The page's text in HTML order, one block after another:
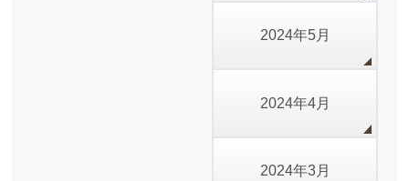
2024年5月
2024年4月
2024年3月